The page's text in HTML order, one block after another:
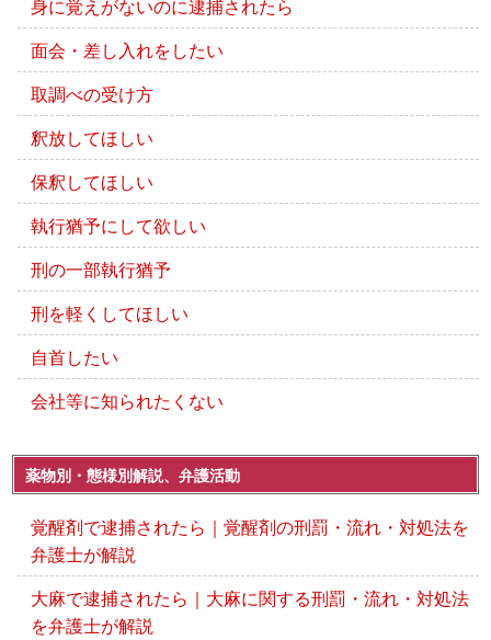
身に覚えがないのに逮捕されたら
面会・差し入れをしたい
取調べの受け方
釈放してほしい
保釈してほしい
執行猶予にして欲しい
刑の一部執行猶予
刑を軽くしてほしい
自首したい
会社等に知られたくない
薬物別・態様別解説、弁護活動
覚醒剤で逮捕されたら｜覚醒剤の刑罰・流れ・対処法を
弁護士が解説
大麻で逮捕されたら｜大麻に関する刑罰・流れ・対処法
を弁護士が解説